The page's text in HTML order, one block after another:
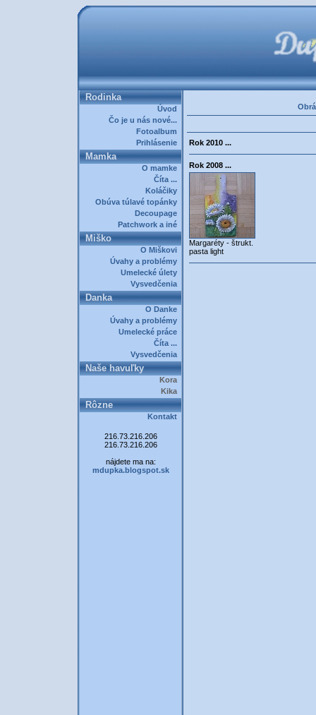
Rodinka
Úvod
Čo je u nás nové...
Fotoalbum
Prihlásenie
Mamka
O mamke
Číta ...
Koláčiky
Obúva túlavé topánky
Decoupage
Patchwork a iné
Miško
O Miškovi
Úvahy a problémy
Umelecké úlety
Vysvedčenia
Danka
O Danke
Úvahy a problémy
Umelecké práce
Číta ...
Vysvedčenia
Naše havuľky
Kora
Kika
Rôzne
Kontakt
216.73.216.206
216.73.216.206
nájdete ma na:
mdupka.blogspot.sk
Rok 2010 ...
Rok 2008 ...
Margaréty - štrukt.
pasta light